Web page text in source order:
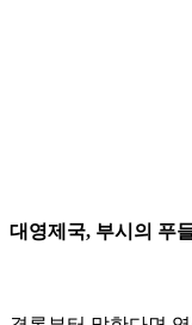
대영제국, 부시의 푸